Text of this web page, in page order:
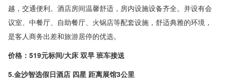
越，交通便利。酒店房间温馨舒适，房内设施设备齐全。并设有会
议室、中餐厅、自助餐厅、火锅店等配套设施，舒适典雅的环境，
是客人商务出差和旅游居停的优选。
价格：519元标间/大床 双早 班车接送
5.金沙智选假日酒店 四星 距离展馆3公里